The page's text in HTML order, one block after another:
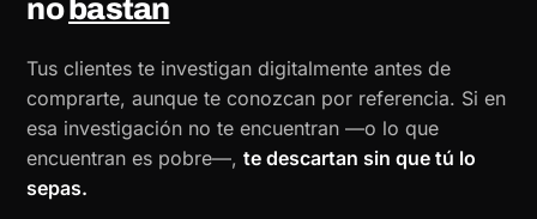
nobastan
Tus clientes te investigan digitalmente antes de
comprarte, aunque te conozcan por referencia. Si en
esa investigación no te encuentran —o lo que
encuentran es pobre—,te descartan sin que tú lo
sepas.